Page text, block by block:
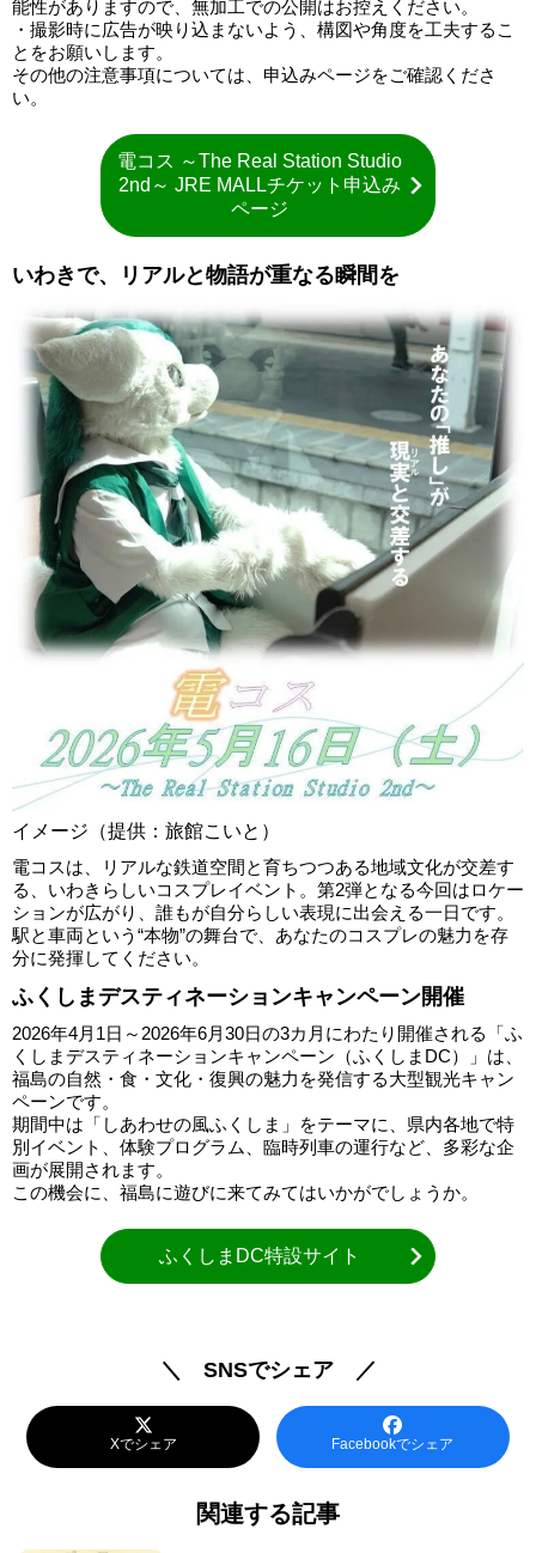
能性がありますので、無加工での公開はお控えください。
・撮影時に広告が映り込まないよう、構図や角度を工夫するこ
とをお願いします。
その他の注意事項については、申込みページをご確認くださ
い。
電コス ～The Real Station Studio
2nd～ JRE MALLチケット申込み
ページ
いわきで、リアルと物語が重なる瞬間を
イメージ（提供：旅館こいと）
電コスは、リアルな鉄道空間と育ちつつある地域文化が交差す
る、いわきらしいコスプレイベント。第2弾となる今回はロケー
ションが広がり、誰もが自分らしい表現に出会える一日です。
駅と車両という“本物”の舞台で、あなたのコスプレの魅力を存
分に発揮してください。
ふくしまデスティネーションキャンペーン開催
2026年4月1日～2026年6月30日の3カ月にわたり開催される「ふ
くしまデスティネーションキャンペーン（ふくしまDC）」は、
福島の自然・食・文化・復興の魅力を発信する大型観光キャン
ペーンです。
期間中は「しあわせの風ふくしま」をテーマに、県内各地で特
別イベント、体験プログラム、臨時列車の運行など、多彩な企
画が展開されます。
この機会に、福島に遊びに来てみてはいかがでしょうか。
ふくしまDC特設サイト
＼ SNSでシェア ／
Xでシェア Facebookでシェア
関連する記事